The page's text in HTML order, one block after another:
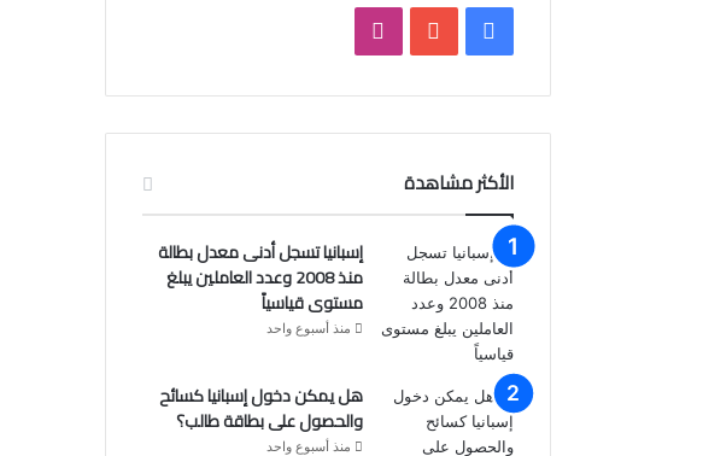
س
ب
و
ك
ت
ي
و
ب
س
ق
ر
الأكثر مشاهدة
إسبانيا تسجل أدنى معدل بطالة
منذ 2008 وعدد العاملين يبلغ
مستوى قياسياً
منذ أسبوع واحد
هل يمكن دخول إسبانيا كسائح
والحصول على بطاقة طالب؟
منذ أسبوع واحد